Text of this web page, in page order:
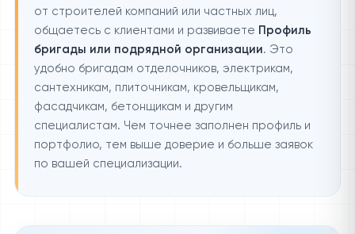
от строителей компаний или частных лиц,
общаетесь с клиентами и развиваете Профиль
бригады или подрядной организации. Это
удобно бригадам отделочников, электрикам,
сантехникам, плиточникам, кровельщикам,
фасадчикам, бетонщикам и другим
специалистам. Чем точнее заполнен профиль и
портфолио, тем выше доверие и больше заявок
по вашей специализации.